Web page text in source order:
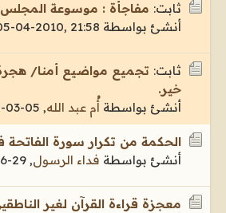
ثابت: مفاجأة : موسوعة المجلس
أنشئ بواسطة 04-2010, 21:58
ثابت: تجميع مواضيع أمنا/ هجرة
خير.
أنشئ بواسطة أُم عبد الله,
05-03-2012, 13:53
الحكمة من تكرار سورة
أنشئ بواسطة فداء الرسول,
29-06-2026, 15:14
معجزة قراءة القرآن لغير